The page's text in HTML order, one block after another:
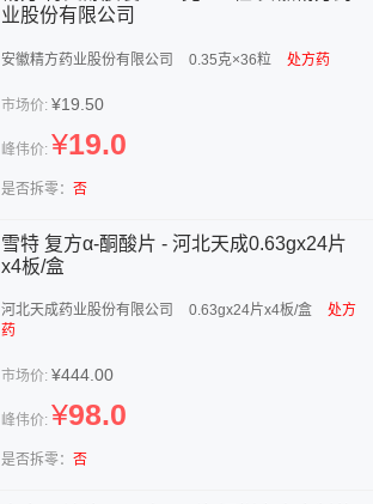
业股份有限公司
安徽精方药业股份有限公司 0.35克×36粒 处方药
市场价: ¥19.50
峰伟价: ¥19.0
是否拆零： 否
雪特 复方α-酮酸片 - 河北天成0.63gx24片
x4板/盒
河北天成药业股份有限公司 0.63gx24片x4板/盒
处方
药
市场价: ¥444.00
峰伟价: ¥98.0
是否拆零： 否